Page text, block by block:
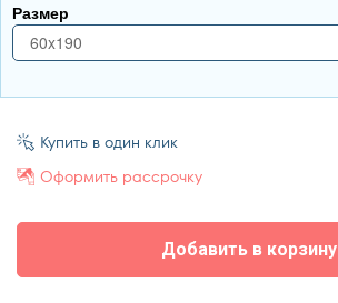
Размер
60x190
60x190
70x170
70x180
70x190
Добавить в корзину
Купить в один клик
Оформить рассрочку